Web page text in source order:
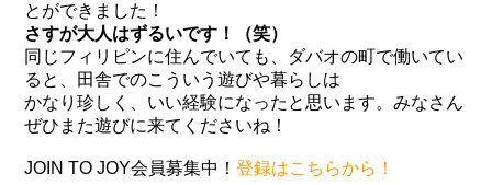
とができました！
さすが大人はずるいです！（笑）
同じフィリピンに住んでいても、ダバオの町で働いてい
ると、田舎でのこういう遊びや暮らしは
かなり珍しく、いい経験になったと思います。みなさん
ぜひまた遊びに来てくださいね！
JOIN TO JOY会員募集中！登録はこちらから！